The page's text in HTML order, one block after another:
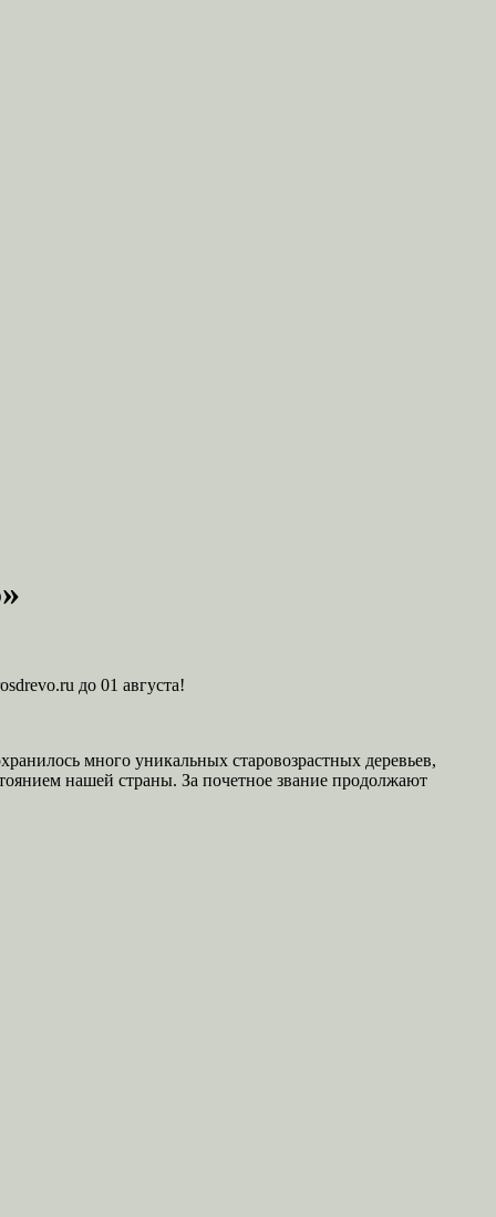
до 01 августа!
много уникальных старовозрастных деревьев,
нашей страны. За почетное звание продолжают